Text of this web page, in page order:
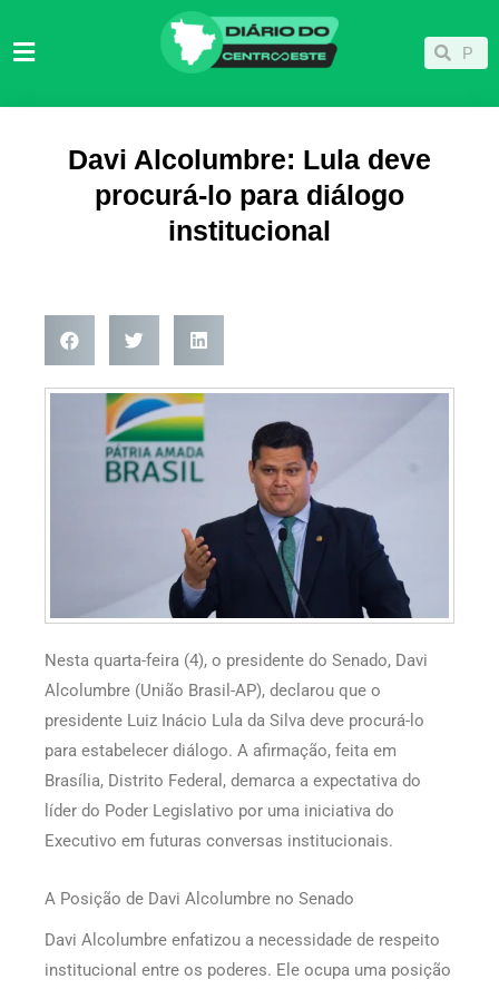
para
Pesquisar
Davi Alcolumbre: Lula deve
procurá-lo para diálogo
institucional
Nesta quarta-feira (4), o presidente do Senado, Davi
Alcolumbre (União Brasil-AP), declarou que o
presidente Luiz Inácio Lula da Silva deve procurá-lo
para estabelecer diálogo. A afirmação, feita em
Brasília, Distrito Federal, demarca a expectativa do
líder do Poder Legislativo por uma iniciativa do
Executivo em futuras conversas institucionais.
A Posição de Davi Alcolumbre no Senado
Davi Alcolumbre enfatizou a necessidade de respeito
institucional entre os poderes. Ele ocupa uma posição